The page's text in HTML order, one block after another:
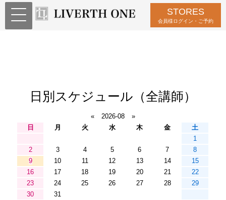
STORES
会員様ログイン・ご予約
日別スケジュール（全講師）
« 2026-08
»
日
月 火 水 木 金
土
1
2
3 4 5 6 7
8
9
10 11 12 13 14
15
16
17 18 19 20 21
22
23
24 25 26 27 28
29
30
31